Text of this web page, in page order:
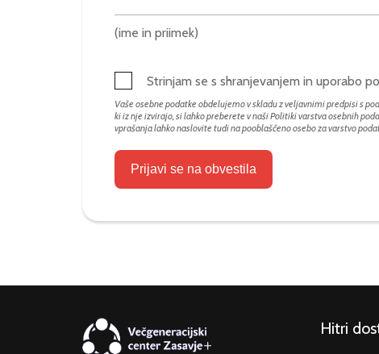
(ime in priimek)
Strinjam se s shranjevanjem in uporabo
Vaše osebne podatke obdelujemo v skladu z veljavnimi predpisi s
ki iz nje izvirajo, si lahko preberete v naši Politiki varstva osebnih
vprašanja lahko naslovite tudi na pooblaščeno osebo za varstvo
Prijavi se na obvestila
Hitri